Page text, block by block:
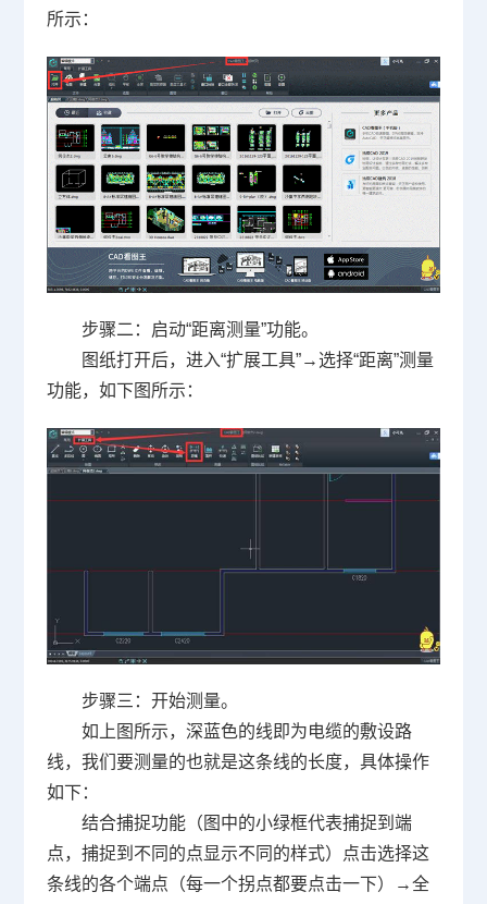
所示：
步骤二：启动“距离测量”功能。
图纸打开后，进入“扩展工具”→选择“距离”测量
功能，如下图所示：
步骤三：开始测量。
如上图所示，深蓝色的线即为电缆的敷设路
线，我们要测量的也就是这条线的长度，具体操作
如下：
结合捕捉功能（图中的小绿框代表捕捉到端
点，捕捉到不同的点显示不同的样式）点击选择这
条线的各个端点（每一个拐点都要点击一下）→全